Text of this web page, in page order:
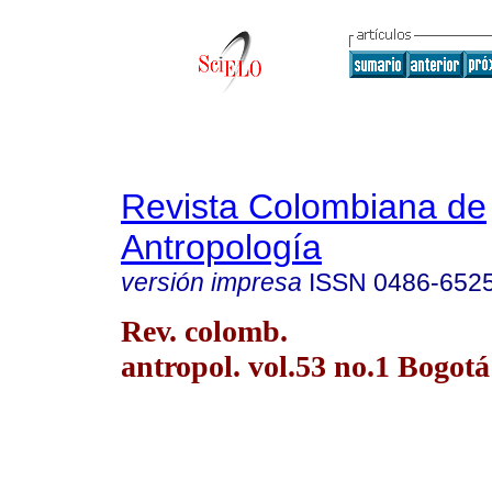
Revista Colombiana de
Antropología
versión impresa ISSN 0486-
Rev. colomb.
antropol. vol.53 no.1